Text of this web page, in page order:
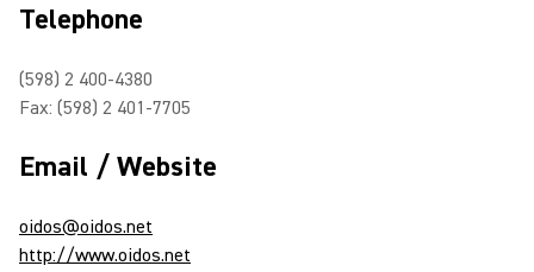
Telephone
(598) 2 400-4380
Fax: (598) 2 401-7705
Email / Website
oidos@oidos.net
http://www.oidos.net